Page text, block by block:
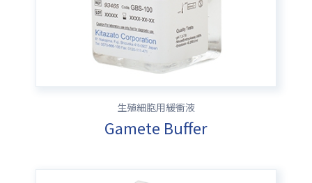
生殖細胞用緩衝液
Gamete Buffer